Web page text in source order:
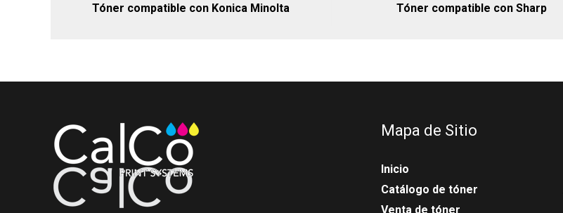
Tóner compatible con Konica Minolta Tóner compatible con Sharp
Mapa de Sitio
Inicio
Catálogo de tóner
Venta de tóner